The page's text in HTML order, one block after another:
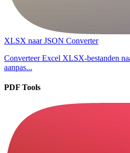
XLSX naar JSON Converter
Converteer Excel XLSX-bestanden
aanpas...
PDF Tools